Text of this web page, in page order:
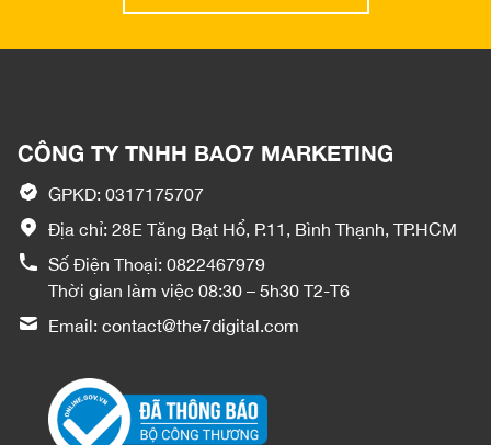
CÔNG TY TNHH BAO7 MARKETING
GPKD: 0317175707
Địa chỉ: 28E Tăng Bạt Hổ, P.11, Bình Thạnh, TP.HCM
Số Điện Thoại: 0822467979
Thời gian làm việc 08:30 – 5h30 T2-T6
Email: contact@the7digital.com